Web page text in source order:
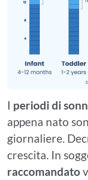
I periodi di
appena nato
giornaliere.
crescita. In
raccomandato